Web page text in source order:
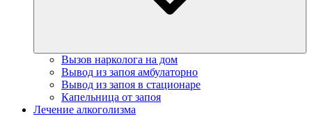
Вызов нарколога на дом
Вывод из запоя амбулаторно
Вывод из запоя в стационаре
Капельница от запоя
Лечение алкоголизма